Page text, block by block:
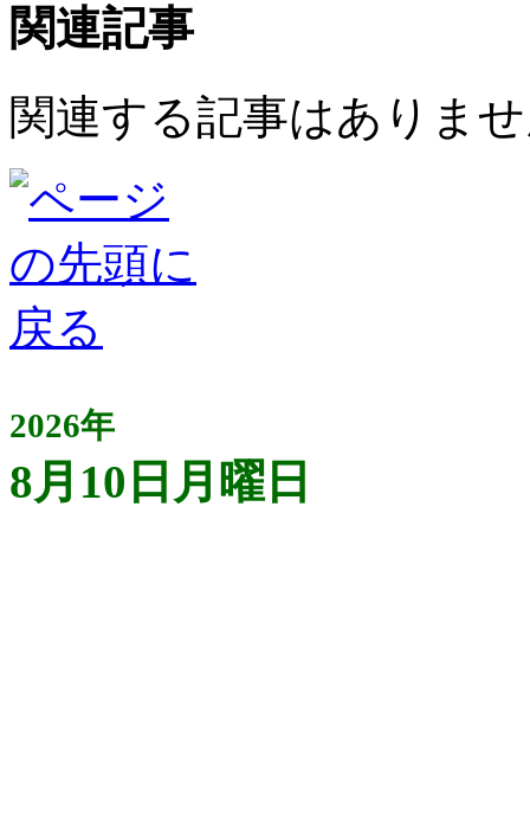
関連記事
関連する記事はありま
2026年
8月10日月曜日